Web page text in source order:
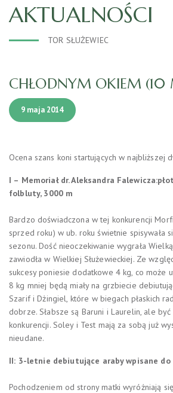
AKTUALNOŚCI
TOR SŁUŻEWIEC
CHŁODNYM OKIEM (10
9 maja 2014
Ocena szans koni startujących w najbliższej
I – Memoriał dr. Aleksandra
folbluty, 3000 m
Bardzo doświadczona w tej konkurencji
sprzed roku) w ub. roku świetnie spisywała
sezonu. Dość nieoczekiwanie wygrała
zawiodła w Wielkiej Służewieckiej. Ze
sukcesy poniesie dodatkowe 4 kg, co może
8 kg mniej będą miały na grzbiecie
Szarif i Dżingiel, które w biegach płaskich
dobrze. Słabsze są Baruni i Laurelin, ale
konkurencji. Soley i Test mają za sobą już
nieudane.
II: 3-letnie debiutujące araby wpisane do
Pochodzeniem od strony matki wyróżniają